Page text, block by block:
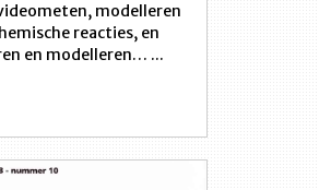
modelleren
reacties, en
en modelleren… ...